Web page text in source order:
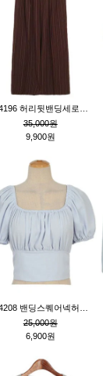
35,000원
9,900원
25,000원
6,900원